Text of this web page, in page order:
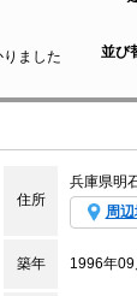
ました 並び
住所
兵庫県明
周辺
築年 1996年09